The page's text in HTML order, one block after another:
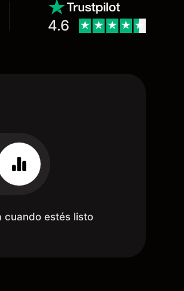
4.6
cuando estés listo